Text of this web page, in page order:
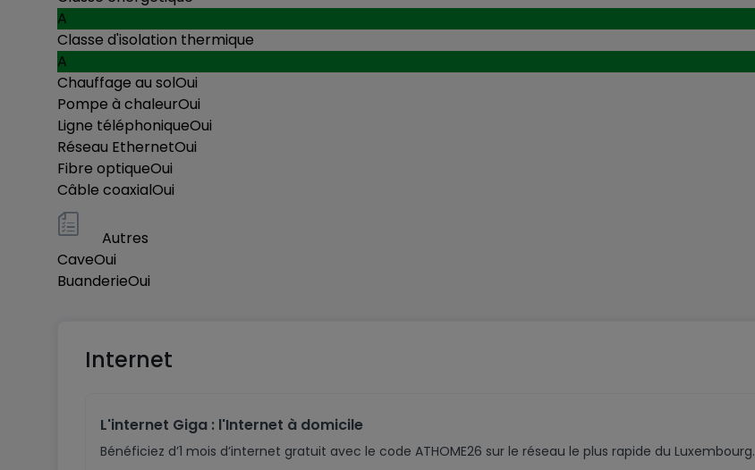
A
Classe d'isolation thermique
A
Chauffage au solOui
Pompe à chaleurOui
Ligne téléphoniqueOui
Réseau EthernetOui
Fibre optiqueOui
Câble coaxialOui
Autres
CaveOui
BuanderieOui
Internet
L'internet Giga : l'Internet à domicile
Bénéficiez d’1 mois d’internet gratuit avec le code ATHOME26 sur le réseau le plus rapide du Luxembourg.